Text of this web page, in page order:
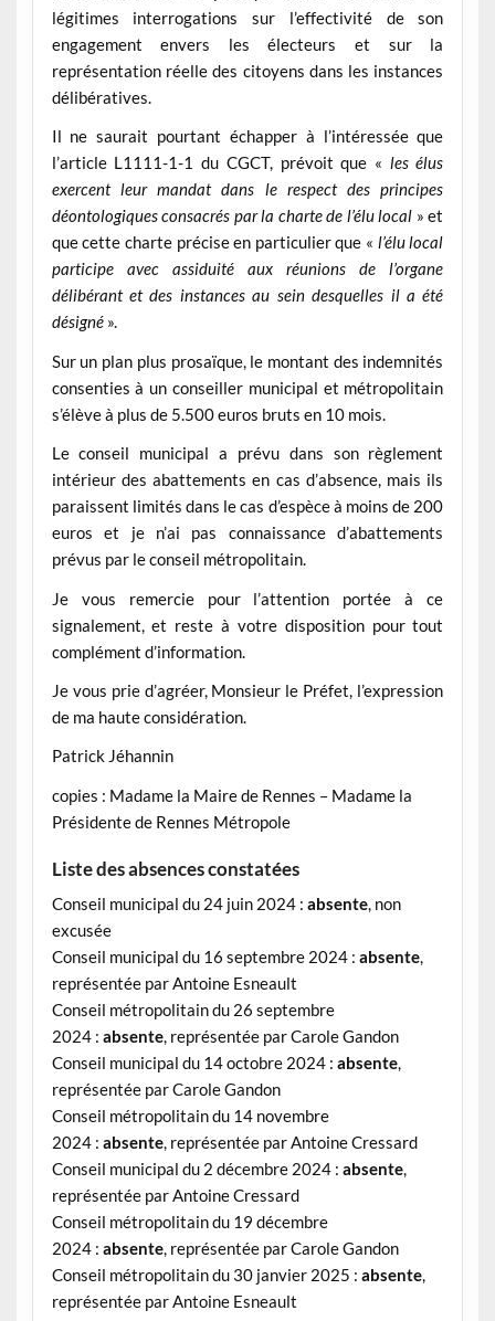
légitimes interrogations sur l’effectivité de son
engagement envers les électeurs et sur la
représentation réelle des citoyens dans les instances
délibératives.
Il ne saurait pourtant échapper à l’intéressée que
l’article L1111-1-1 du CGCT, prévoit que « les élus
exercent leur mandat dans le respect des principes
déontologiques consacrés par la charte de l’élu local » et
que cette charte précise en particulier que « l’élu local
participe avec assiduité aux réunions de l’organe
délibérant et des instances au sein desquelles il a été
désigné ».
Sur un plan plus prosaïque, le montant des indemnités
consenties à un conseiller municipal et métropolitain
s’élève à plus de 5.500 euros bruts en 10 mois.
Le conseil municipal a prévu dans son règlement
intérieur des abattements en cas d’absence, mais ils
paraissent limités dans le cas d’espèce à moins de 200
euros et je n’ai pas connaissance d’abattements
prévus par le conseil métropolitain.
Je vous remercie pour l’attention portée à ce
signalement, et reste à votre disposition pour tout
complément d’information.
Je vous prie d’agréer, Monsieur le Préfet, l’expression
de ma haute considération.
Patrick Jéhannin
copies : Madame la Maire de Rennes – Madame la
Présidente de Rennes Métropole
Liste des absences constatées
Conseil municipal du 24 juin 2024 : absente, non
excusée
Conseil municipal du 16 septembre 2024 : absente,
représentée par Antoine Esneault
Conseil métropolitain du 26 septembre
2024 : absente, représentée par Carole Gandon
Conseil municipal du 14 octobre 2024 : absente,
représentée par Carole Gandon
Conseil métropolitain du 14 novembre
2024 : absente, représentée par Antoine Cressard
Conseil municipal du 2 décembre 2024 : absente,
représentée par Antoine Cressard
Conseil métropolitain du 19 décembre
2024 : absente, représentée par Carole Gandon
Conseil métropolitain du 30 janvier 2025 : absente,
représentée par Antoine Esneault